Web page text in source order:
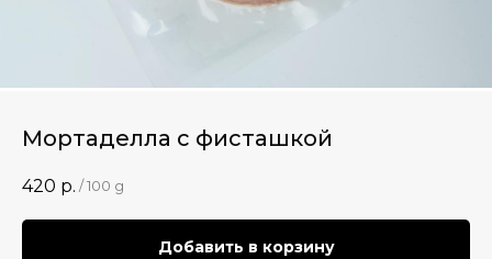
Мортаделла с фисташкой
420 р. / 100 g
Добавить в корзину